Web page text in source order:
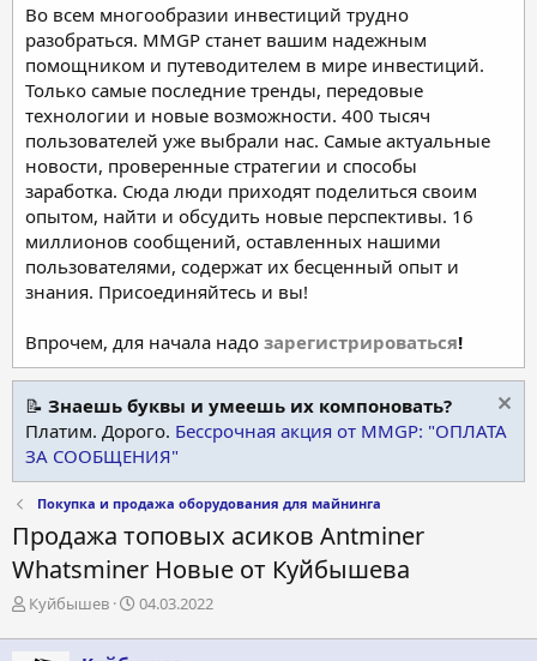
Во всем многообразии инвестиций трудно
разобраться. MMGP станет вашим надежным
помощником и путеводителем в мире инвестиций.
Только самые последние тренды, передовые
технологии и новые возможности. 400 тысяч
пользователей уже выбрали нас. Самые актуальные
новости, проверенные стратегии и способы
заработка. Сюда люди приходят поделиться своим
опытом, найти и обсудить новые перспективы. 16
миллионов сообщений, оставленных нашими
пользователями, содержат их бесценный опыт и
знания. Присоединяйтесь и вы!
Впрочем, для начала надо зарегистрироваться!
📝 Знаешь буквы и умеешь их компоновать?
Платим. Дорого. Бессрочная акция от MMGP: "ОПЛАТА
ЗА СООБЩЕНИЯ"
Покупка и продажа оборудования для майнинга
Продажа топовых асиков Antminer
Whatsminer Новые от Куйбышева
А
т
Куйбышев
Д
т
04.03.2022